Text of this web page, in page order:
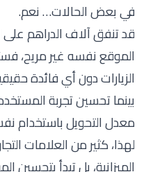
في بعض الحالات… نعم.
قد تنفق آلاف الدراهم على
الموقع نفسه غير مريح،
الزيارات دون أي فائدة
بينما تحسين تجربة
معدل التحويل باستخدام
لهذا، كثير من العلامات
الميزانية، بل تبدأ بتحسين